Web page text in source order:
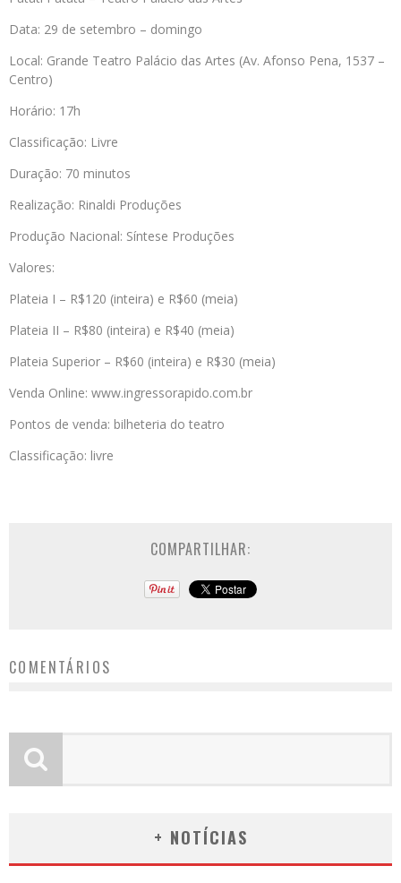
Data: 29 de setembro – domingo
Local: Grande Teatro Palácio das Artes (Av. Afonso Pena, 1537 –
Centro)
Horário: 17h
Classificação: Livre
Duração: 70 minutos
Realização: Rinaldi Produções
Produção Nacional: Síntese Produções
Valores:
Plateia I – R$120 (inteira) e R$60 (meia)
Plateia II – R$80 (inteira) e R$40 (meia)
Plateia Superior – R$60 (inteira) e R$30 (meia)
Venda Online: www.ingressorapido.com.br
Pontos de venda: bilheteria do teatro
Classificação: livre
COMPARTILHAR:
COMENTÁRIOS
+ NOTÍCIAS